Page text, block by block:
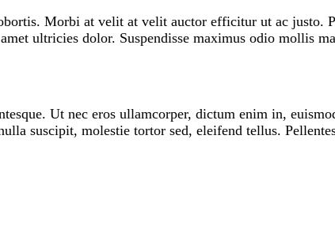
Morbi at velit at velit auctor efficitur ut ac justo.
ultricies dolor. Suspendisse maximus odio mollis
Ut nec eros ullamcorper, dictum enim in,
suscipit, molestie tortor sed, eleifend tellus.